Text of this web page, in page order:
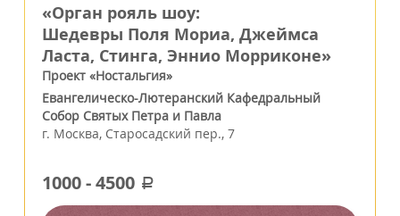
«Орган рояль шоу:
Шедевры Поля Мориа, Джеймса
Ласта, Стинга, Эннио Морриконе»
Проект «Ностальгия»
Евангелическо-Лютеранский Кафедральный
Собор Святых Петра и Павла
г. Москва, Старосадский пер., 7
1000-4500 a